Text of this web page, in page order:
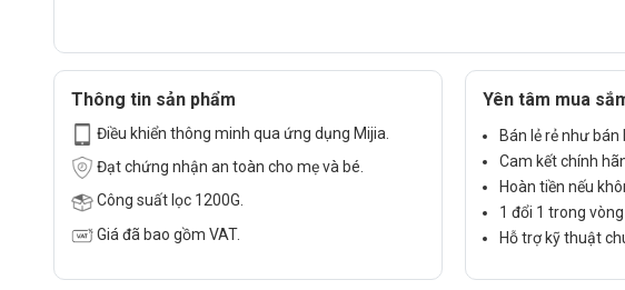
Thông tin sản phẩm
Điều khiển thông minh qua ứng dụng Mijia.
Đạt chứng nhận an toàn cho mẹ và bé.
Công suất lọc 1200G.
Giá đã bao gồm VAT.
Yên tâm mua
Bán lẻ rẻ như bán
Cam kết chính
Hoàn tiền nếu
1 đổi 1 trong
Hỗ trợ kỹ thuật